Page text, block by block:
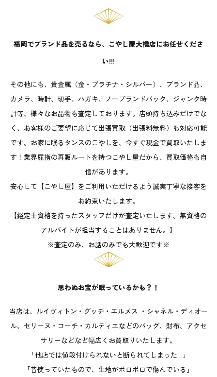
福岡でブランド品を売るなら、こやし屋大橋店にお任せくださ
い!!!
その他にも、貴金属（金・プラチナ・シルバー）、ブランド品、
カメラ、時計、切手、ハガキ、ノーブランドバック、ジャンク時
計等、様々なお品物も査定しております。店頭持ち込みだけでな
く、お客様のご要望に応じて出張買取（出張料無料）も対応可能
です。お家に眠るタンスのこやしを、今すぐ現金で買取いたしま
す！業界屈指の再販ルートを持つこやし屋だから、買取価格も自
信があります。
安心して【こやし屋】をご利用いただけるよう誠実丁寧な接客を
お約束いたします。
【鑑定士資格を持ったスタッフだけが査定いたします。無資格の
アルバイトが担当することはありません。】
※査定のみ、お話のみでも大歓迎です※
思わぬお宝が眠っているかも？！
当店は、ルイヴィトン・グッチ・エルメス ・シャネル・ディオー
ル、セリーヌ・コーチ・カルティエなどのバッグ、財布、アクセ
サリーなどなど幅広くお買取りいたします。
「他店では値段付けられないと断られてしまった…」
「昔使っていたもので、生地がボロボロで傷んでいる」